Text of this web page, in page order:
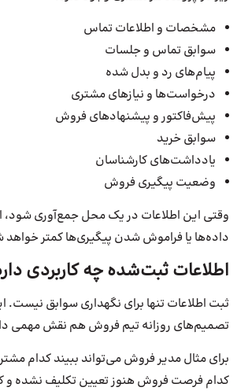
مشخصات و اطلاعات تماس
سوابق تماس و جلسات
پیام‌های رد و بدل شده
درخواست‌ها و نیازهای مشتری
پیش‌فاکتور و پیشنهادهای فروش
سوابق خرید
یادداشت‌های کارشناسان
وضعیت پیگیری فروش
وقتی این اطلاعات در یک محل جمع‌آوری
داده‌ها یا فراموش شدن پیگیری‌ها کمتر
اطلاعات ثبت‌شده چه کاربردی
ثبت اطلاعات تنها برای نگهداری سوابق نیست.
تصمیم‌های روزانه تیم فروش هم نقش مهمی
برای مثال مدیر فروش می‌تواند ببیند کدام
کدام فرصت فروش هنوز تعیین تکلیف نشده